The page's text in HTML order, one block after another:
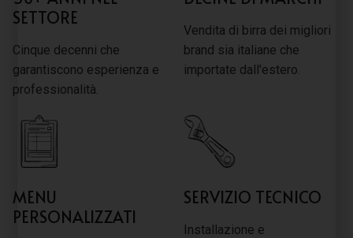
SETTORE
Cinque decenni che
garantiscono esperienza e
professionalità.
Vendita di birra dei migliori
brand sia italiane che
importate dall'estero.
MENU
PERSONALIZZATI
SERVIZIO TECNICO
Installazione e